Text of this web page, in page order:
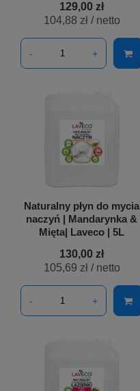
129,00 zł
104,88 zł/ netto
- +
Naturalny płyn do mycia
naczyń | Mandarynka &
Mięta| Laveco | 5L
130,00 zł
105,69 zł/ netto
- +